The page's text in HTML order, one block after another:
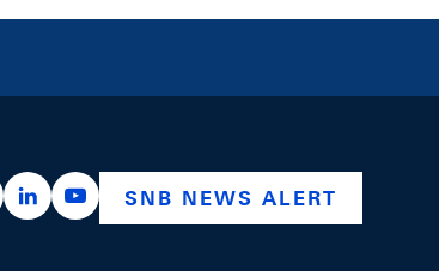
https://x.com/snb_bns
https://ch.linkedin.com/company/swiss-
https://www.youtube.com/
SNB NEWS ALERT